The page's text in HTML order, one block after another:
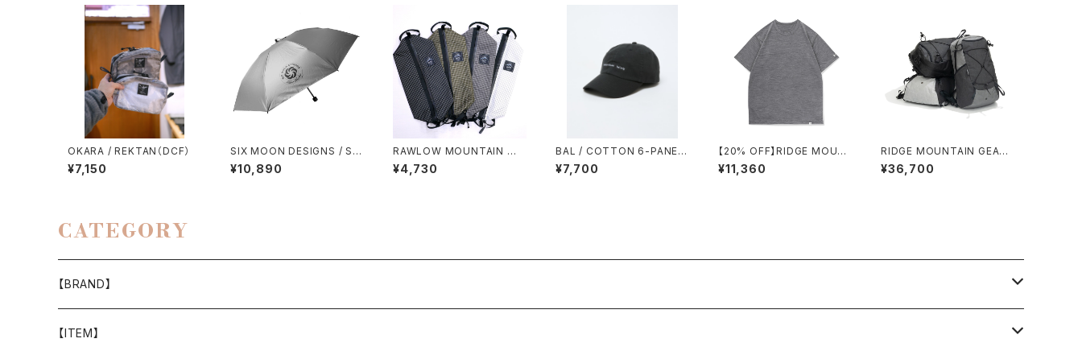
OKARA / REKTAN（DCF）
¥7,150
SIX MOON DESIGNS / SIL
VER SHADOW MINI UMBR
ELLA
¥10,890
RAWLOW MOUNTAIN WO
RKS / STORAGE SACK（L）
¥4,730
BAL / COTTON 6-PANEL
HAT
¥7,700
【20% OFF】RIDGE MOUN
TAIN GEAR / MERINO BAS
IC TEE SHORT SLEEVE
¥11,360
RIDGE MOUNTAIN GEAR /
ONE MILE TRIM
¥36,700
CATEGORY
【BRAND】
山と道
【ITEM】